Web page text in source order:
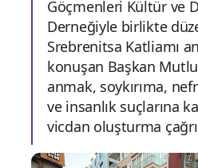
Göçmenleri Kültür ve
Derneğiyle birlikte
Srebrenitsa Katliamı
konuşan Başkan Mutlu,
anmak, soykırıma,
ve insanlık suçlarına
vicdan oluşturma